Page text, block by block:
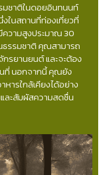
ชาติในดอยอินทนนท์
ในสถานที่ท่องเที่ยวที่
วามสูงประมาณ 30
ธรรมชาติ คุณสามารถ
รยานยนต์ และจะต้อง
ที่ นอกจากนี้ คุณยัง
ารใกล้เคียงได้อย่าง
ละสัมผัสความสดชื่น